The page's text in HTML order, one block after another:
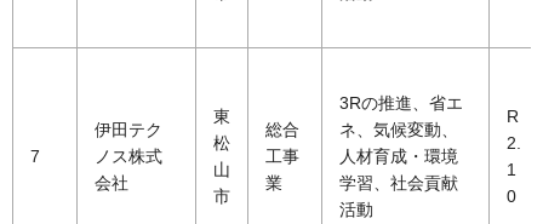
7
伊田テク
ノス株式
会社
東
松
山
市
総合
工事
業
3Rの推進、省エ
ネ、気候変動、
人材育成・環境
学習、社会貢献
活動
R
2.
1
0